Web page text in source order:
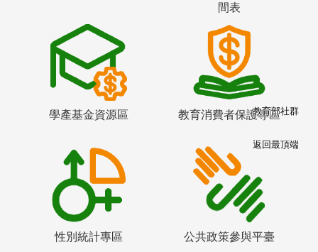
間表
學產基金資源區 教育消費者保護專區
性別統計專區 公共政策參與平臺
教育部社群
返回最頂端